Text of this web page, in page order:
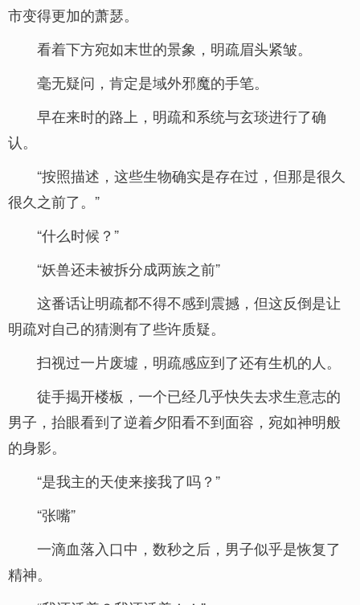
市变得更加的萧瑟。
看着下方宛如末世的景象，明疏眉头紧皱。
毫无疑问，肯定是域外邪魔的手笔。
早在来时的路上，明疏和系统与玄琰进行了确
认。
“按照描述，这些生物确实是存在过，但那是很久
很久之前了。”
“什么时候？”
“妖兽还未被拆分成两族之前”
这番话让明疏都不得不感到震撼，但这反倒是让
明疏对自己的猜测有了些许质疑。
扫视过一片废墟，明疏感应到了还有生机的人。
徒手揭开楼板，一个已经几乎快失去求生意志的
男子，抬眼看到了逆着夕阳看不到面容，宛如神明般
的身影。
“是我主的天使来接我了吗？”
“张嘴”
一滴血落入口中，数秒之后，男子似乎是恢复了
精神。